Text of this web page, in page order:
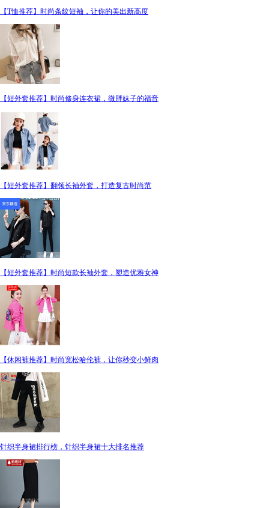
【T恤推荐】时尚条纹短袖，让你的美出新高度
【短外套推荐】时尚修身连衣裙，微胖妹子的福音
【短外套推荐】翻领长袖外套，打造复古时尚范
【短外套推荐】时尚短款长袖外套，塑造优雅女神
【休闲裤推荐】时尚宽松哈伦裤，让你秒变小鲜肉
针织半身裙排行榜，针织半身裙十大排名推荐